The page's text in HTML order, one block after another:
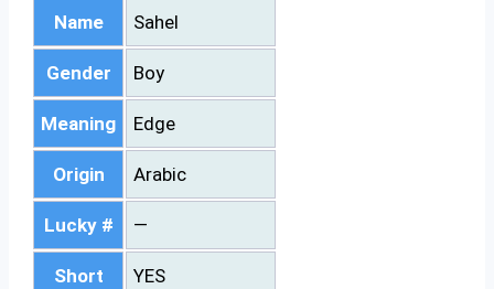
Name Sahel
Gender Boy
Meaning Edge
Origin Arabic
Lucky # —
Short
YES